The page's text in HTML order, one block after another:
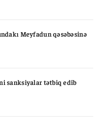
Meyfadun qəsəbəsinə
sanksiyalar tətbiq edib